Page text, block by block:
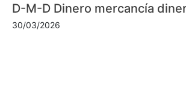
D-M-D Dinero mercancía
30/03/2026